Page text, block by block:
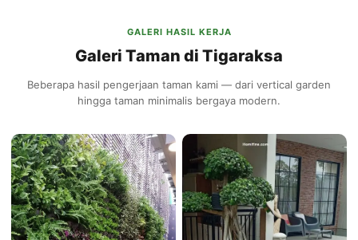
GALERI HASIL KERJA
Galeri Taman di Tigaraksa
Beberapa hasil pengerjaan taman kami — dari vertical garden
hingga taman minimalis bergaya modern.